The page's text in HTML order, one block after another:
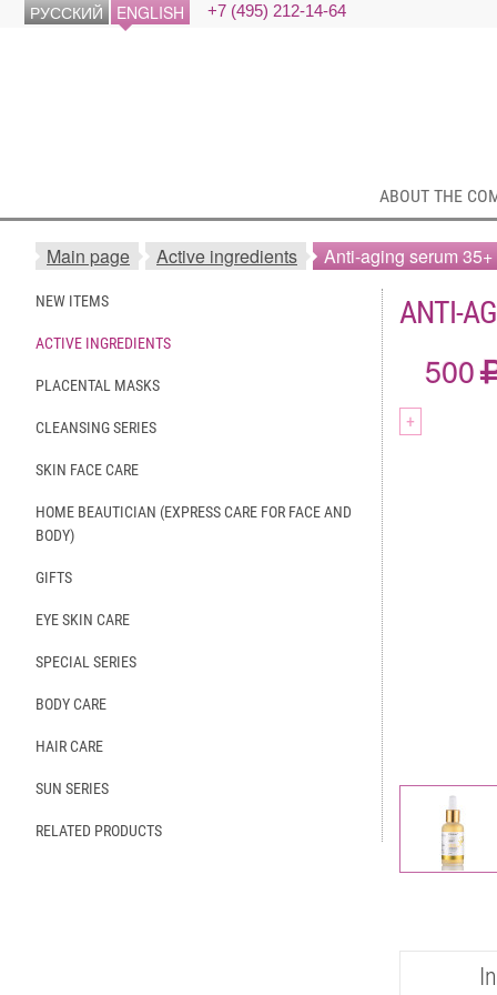
РУССКИЙ ENGLISH +7 (495) 212-14-64
ABOUT THE
Main page Active ingredients Anti-aging serum 35+
NEW ITEMS
ACTIVE INGREDIENTS
PLACENTAL MASKS
CLEANSING SERIES
SKIN FACE CARE
HOME BEAUTICIAN (EXPRESS CARE FOR FACE AND
BODY)
GIFTS
EYE SKIN CARE
SPECIAL SERIES
BODY CARE
HAIR CARE
SUN SERIES
RELATED PRODUCTS
ANTI-
500
+